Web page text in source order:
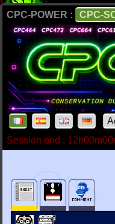
CPC-POWER : CPC-
Session end :